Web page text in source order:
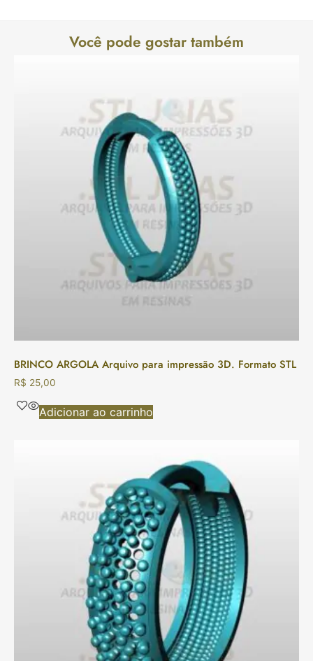
Você pode gostar também
BRINCO ARGOLA Arquivo para impressão 3D. Formato STL
R$ 25,00
Adicionar ao carrinho